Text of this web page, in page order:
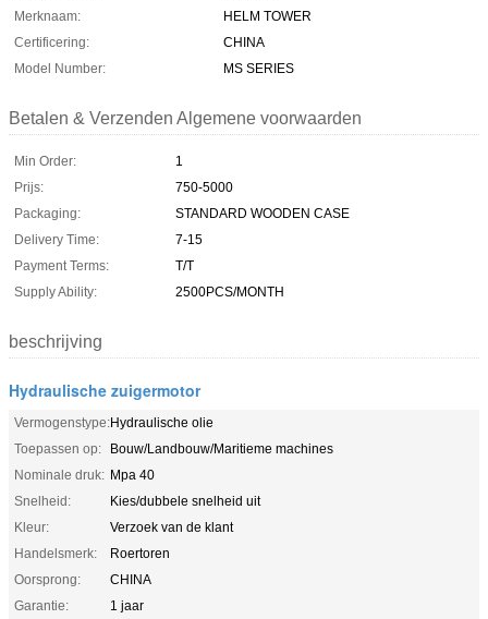
Merknaam:
HELM TOWER
Certificering:
CHINA
Model Number:
MS SERIES
Betalen & Verzenden Algemene voorwaarden
Min Order:
1
Prijs:
750-5000
Packaging:
STANDARD WOODEN CASE
Delivery Time:
7-15
Payment Terms:
T/T
Supply Ability:
2500PCS/MONTH
beschrijving
Hydraulische zuigermotor
Vermogenstype:Hydraulische olie
Toepassen op:
Bouw/Landbouw/Maritieme machines
Nominale druk: Mpa 40
Snelheid:
Kies/dubbele snelheid uit
Kleur:
Verzoek van de klant
Handelsmerk:
Roertoren
Oorsprong:
CHINA
Garantie:
1 jaar